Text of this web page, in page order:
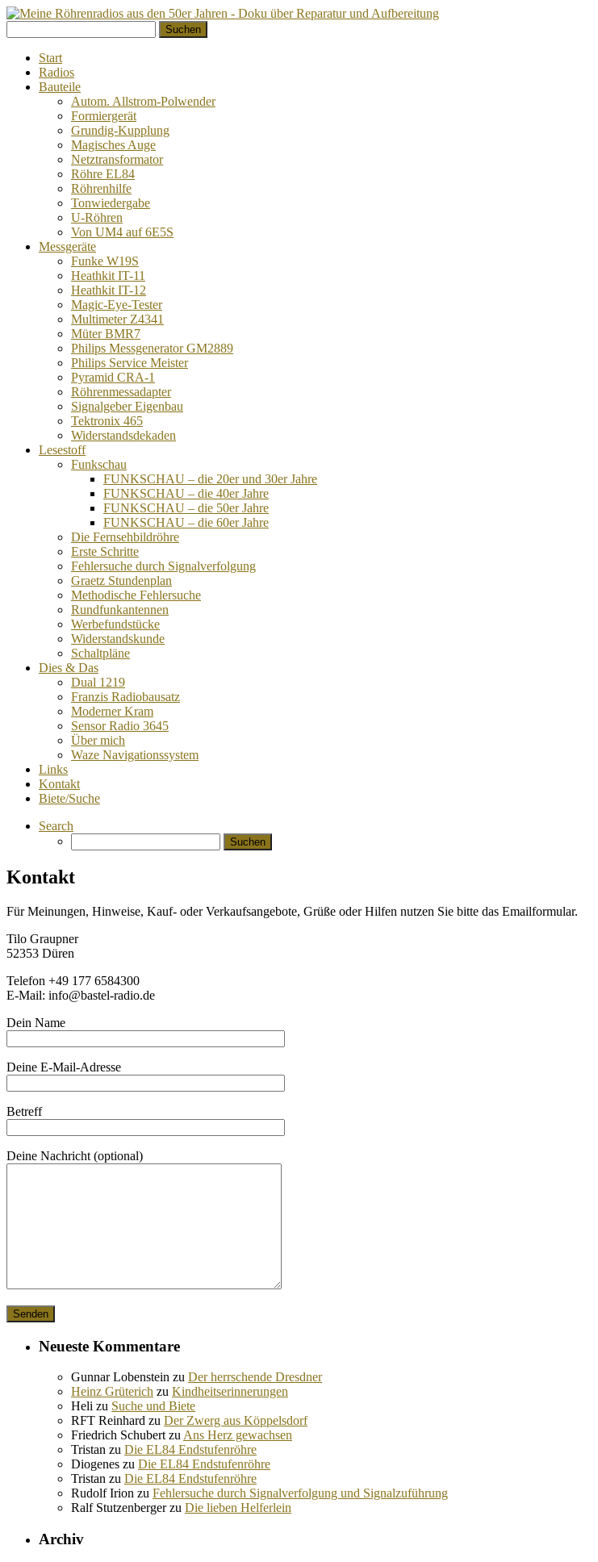
zum
Inhalt
nach:
Start
Radios
Bauteile
Autom. Allstrom-Polwender
Formiergerät
Grundig-Kupplung
Magisches Auge
Netztransformator
Röhre EL84
Röhrenhilfe
Tonwiedergabe
U-Röhren
Von UM4 auf 6E5S
Messgeräte
Funke W19S
Heathkit IT-11
Heathkit IT-12
Magic-Eye-Tester
Multimeter Z4341
Müter BMR7
Philips Messgenerator GM2889
Philips Service Meister
Pyramid CRA-1
Röhrenmessadapter
Signalgeber Eigenbau
Tektronix 465
Widerstandsdekaden
Lesestoff
Funkschau
FUNKSCHAU – die 20er und 30er Jahre
FUNKSCHAU – die 40er Jahre
FUNKSCHAU – die 50er Jahre
FUNKSCHAU – die 60er Jahre
Die Fernsehbildröhre
Erste Schritte
Fehlersuche durch Signalverfolgung
Graetz Stundenplan
Methodische Fehlersuche
Rundfunkantennen
Werbefundstücke
Widerstandskunde
Schaltpläne
Dies & Das
Dual 1219
Franzis Radiobausatz
Moderner Kram
Sensor Radio 3645
Über mich
Waze Navigationssystem
Links
Kontakt
Biete/Suche
Search
nach:
Kontakt
Für Meinungen, Hinweise, Kauf- oder Verkaufsangebote, Grüße oder Hilfen nutzen Sie bitte das Emailformular.
Tilo Graupner
52353 Düren
Telefon +49 177 6584300
E-Mail: info@bastel-radio.de
Dein Name
Deine E-Mail-Adresse
Betreff
Deine Nachricht (optional)
Neueste Kommentare
Gunnar Lobenstein zu Der herrschende Dresdner
Heinz Grüterich zu Kindheitserinnerungen
Heli zu Suche und Biete
RFT Reinhard zu Der Zwerg aus Köppelsdorf
Friedrich Schubert zu Ans Herz gewachsen
Tristan zu Die EL84 Endstufenröhre
Diogenes zu Die EL84 Endstufenröhre
Tristan zu Die EL84 Endstufenröhre
Rudolf Irion zu Fehlersuche durch Signalverfolgung und Signalzuführung
Ralf Stutzenbergerzu Die lieben Helferlein
Archiv